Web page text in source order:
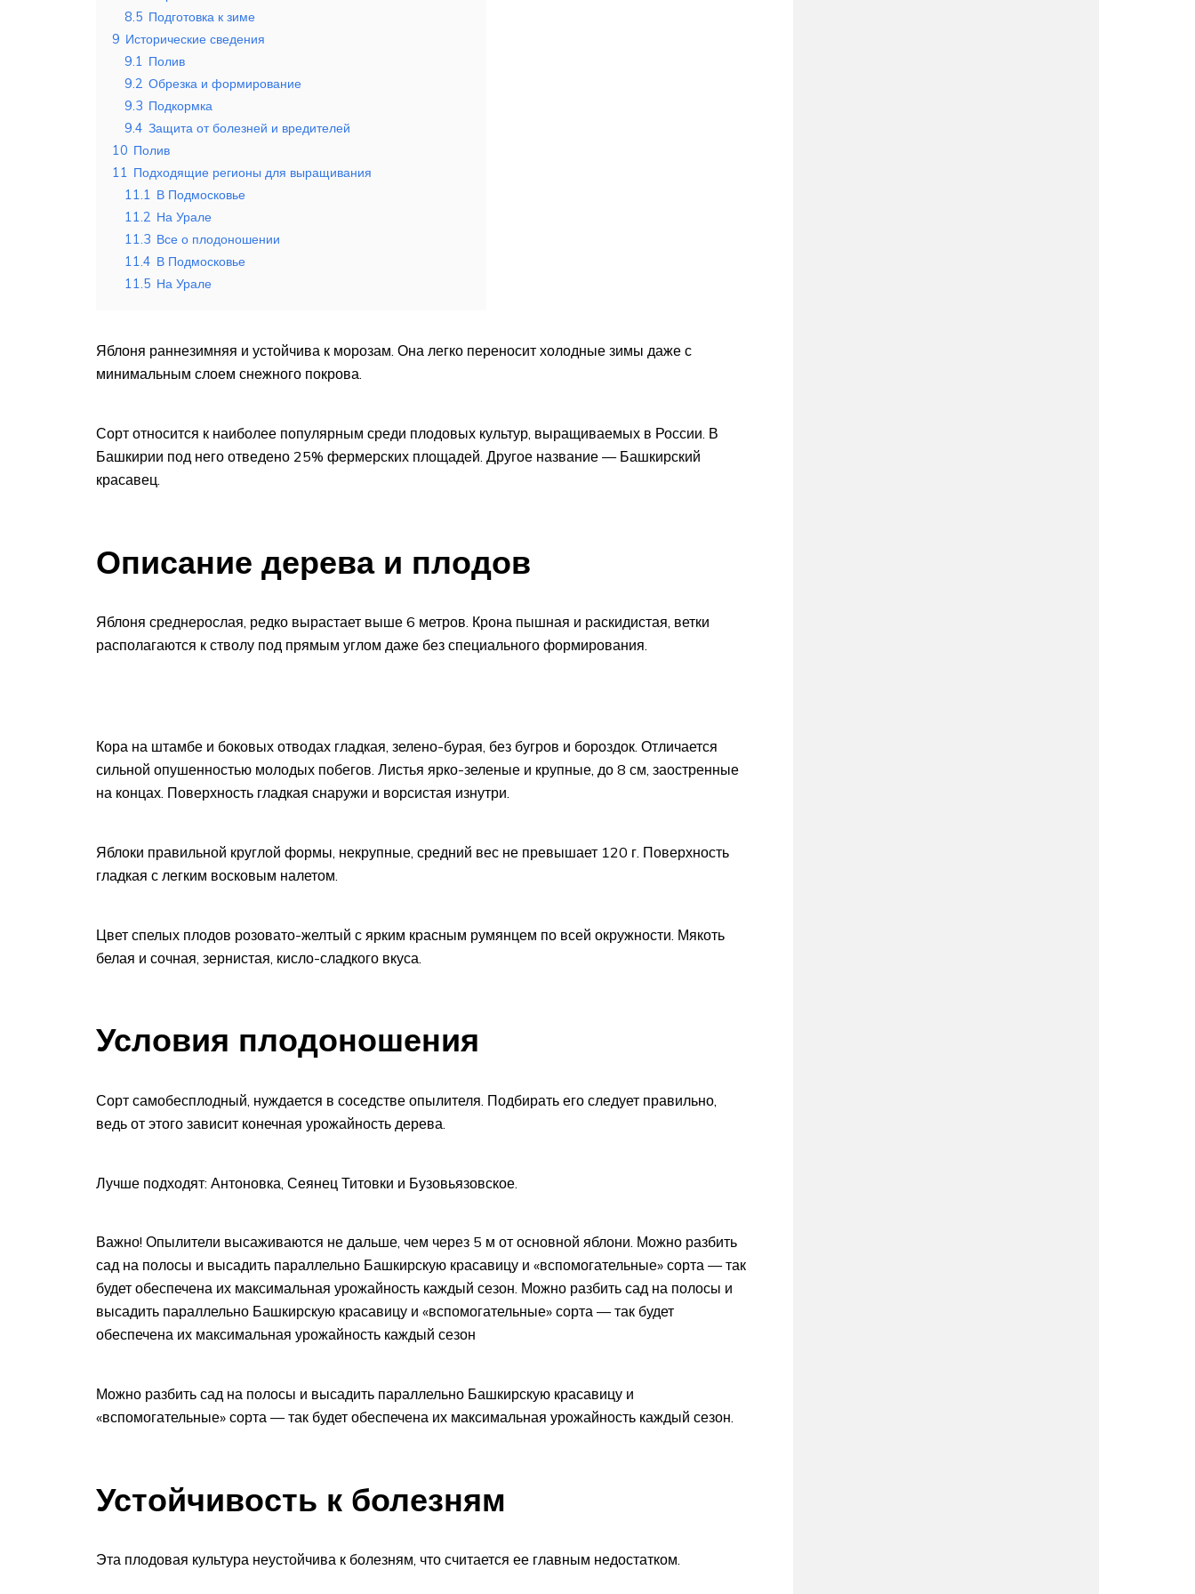
8.5 Подготовка к зиме
9 Исторические сведения
9.1 Полив
9.2 Обрезка и формирование
9.3 Подкормка
9.4 Защита от болезней и вредителей
10 Полив
11 Подходящие регионы для выращивания
11.1 В Подмосковье
11.2 На Урале
11.3 Все о плодоношении
11.4 В Подмосковье
11.5 На Урале
Яблоня раннезимняя и устойчива к морозам. Она легко переносит холодные зимы даже с
минимальным слоем снежного покрова.
Сорт относится к наиболее популярным среди плодовых культур, выращиваемых в России. В
Башкирии под него отведено 25% фермерских площадей. Другое название — Башкирский
красавец.
Описание дерева и плодов
Яблоня среднерослая, редко вырастает выше 6 метров. Крона пышная и раскидистая, ветки
располагаются к стволу под прямым углом даже без специального формирования.
Кора на штамбе и боковых отводах гладкая, зелено-бурая, без бугров и бороздок. Отличается
сильной опушенностью молодых побегов. Листья ярко-зеленые и крупные, до 8 см, заостренные
на концах. Поверхность гладкая снаружи и ворсистая изнутри.
Яблоки правильной круглой формы, некрупные, средний вес не превышает 120 г. Поверхность
гладкая с легким восковым налетом.
Цвет спелых плодов розовато-желтый с ярким красным румянцем по всей окружности. Мякоть
белая и сочная, зернистая, кисло-сладкого вкуса.
Условия плодоношения
Сорт самобесплодный, нуждается в соседстве опылителя. Подбирать его следует правильно,
ведь от этого зависит конечная урожайность дерева.
Лучше подходят: Антоновка, Сеянец Титовки и Бузовьязовское.
Важно! Опылители высаживаются не дальше, чем через 5 м от основной яблони. Можно разбить
сад на полосы и высадить параллельно Башкирскую красавицу и «вспомогательные» сорта — так
будет обеспечена их максимальная урожайность каждый сезон. Можно разбить сад на полосы и
высадить параллельно Башкирскую красавицу и «вспомогательные» сорта — так будет
обеспечена их максимальная урожайность каждый сезон
Можно разбить сад на полосы и высадить параллельно Башкирскую красавицу и
«вспомогательные» сорта — так будет обеспечена их максимальная урожайность каждый сезон.
Устойчивость к болезням
Эта плодовая культура неустойчива к болезням, что считается ее главным недостатком.